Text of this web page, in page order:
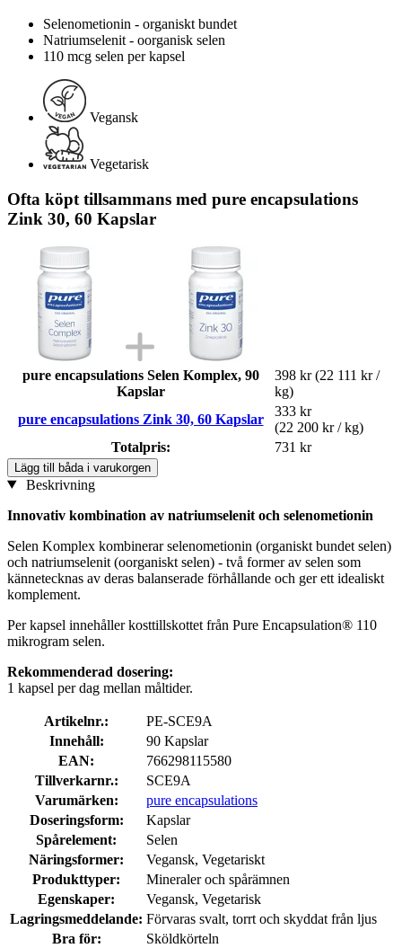
Selenometionin - organiskt bundet
Natriumselenit - oorganisk selen
110 mcg selen per kapsel
Vegansk
Vegetarisk
Ofta köpt tillsammans med pure encapsulations
Zink 30, 60 Kapslar
pure encapsulations Selen Komplex, 90
Kapslar
398 kr (22 111 kr /
kg)
pure encapsulations Zink 30, 60 Kapslar
333 kr
(22 200 kr / kg)
Totalpris:
731 kr
Lägg till båda i varukorgen
Beskrivning
Innovativ kombination av natriumselenit och selenometionin
Selen Komplex kombinerar selenometionin (organiskt bundet selen)
och natriumselenit (oorganiskt selen) - två former av selen som
kännetecknas av deras balanserade förhållande och ger ett idealiskt
komplement.
Per kapsel innehåller kosttillskottet från Pure Encapsulation® 110
mikrogram selen.
Rekommenderad dosering:
1 kapsel per dag mellan måltider.
Artikelnr.:
PE-SCE9A
Innehåll:
90 Kapslar
EAN:
766298115580
Tillverkarnr.:
SCE9A
Varumärken:
pure encapsulations
Doseringsform:
Kapslar
Spårelement:
Selen
Näringsformer:
Vegansk, Vegetariskt
Produkttyper:
Mineraler och spårämnen
Egenskaper:
Vegansk, Vegetarisk
Lagringsmeddelande: Förvaras svalt, torrt och skyddat från ljus
Bra för:
Sköldkörteln